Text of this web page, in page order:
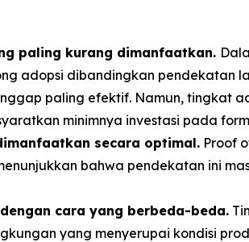
paling kurang dimanfaatkan.
adopsi dibandingkan pendekatan
paling efektif. Namun, tingkat
minimnya investasi pada
secara optimal. Proof
bahwa pendekatan ini
cara yang berbeda-beda.
yang menyerupai kondisi